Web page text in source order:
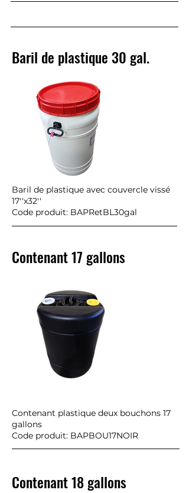
Baril de plastique 30 gal.
Baril de plastique avec couvercle vissé
17''x32''
Code produit: BAPRetBL30gal
Contenant 17 gallons
Contenant plastique deux bouchons 17
gallons
Code produit: BAPBOU17NOIR
Contenant 18 gallons